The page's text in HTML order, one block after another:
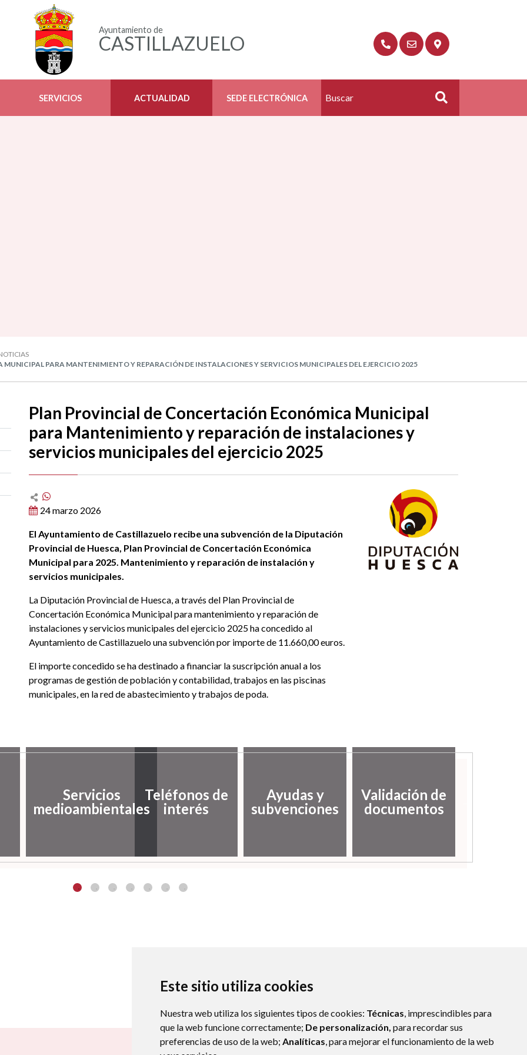
Este sitio utiliza cookies
Nuestra web utiliza los siguientes tipos de cookies: Técnicas, imprescindibles para
que la web funcione correctamente; De personalización, para recordar sus
preferencias de uso de la web; Analíticas, para mejorar el funcionamiento de la web
Ayuntamiento de
CASTILLAZUELO
SERVICIOS ACTUALIDAD SEDE ELECTRÓNICA Buscar
PARA MANTENIMIENTO Y REPARACIÓN DE INSTALACIONES Y SERVICIOS MUNICIPALES DEL EJERCICIO 2025
Plan Provincial de Concertación Económica Municipal
para Mantenimiento y reparación de instalaciones y
servicios municipales del ejercicio 2025
24 marzo 2026
El Ayuntamiento de Castillazuelo recibe una subvención de la Diputación
Provincial de Huesca, Plan Provincial de Concertación Económica
Municipal para 2025. Mantenimiento y reparación de instalación y
servicios municipales.
La Diputación Provincial de Huesca, a través del Plan Provincial de
Concertación Económica Municipal para mantenimiento y reparación de
instalaciones y servicios municipales del ejercicio 2025 ha concedido al
Ayuntamiento de Castillazuelo una subvención por importe de 11.660,00 euros.
El importe concedido se ha destinado a financiar la suscripción anual a los
programas de gestión de población y contabilidad, trabajos en las piscinas
municipales, en la red de abastecimiento y trabajos de poda.
Servicios
medioambientales
Teléfonos de
interés
Ayudas y
subvenciones
Validación de
documentos